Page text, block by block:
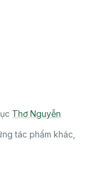
Thơ Nguyễn
tác phẩm khác,